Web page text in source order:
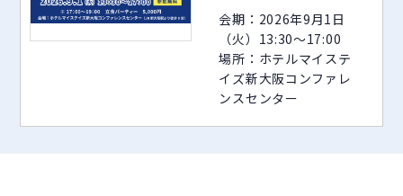
会期：2026年9月1日
（火）13:30～17:00
場所：ホテルマイステ
イズ新大阪コンファレ
ンスセンター